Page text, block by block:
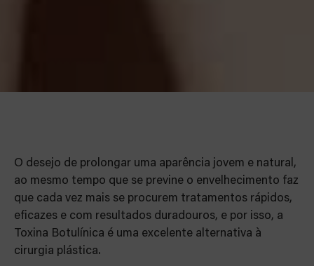
O desejo de prolongar uma aparência jovem e natural,
ao mesmo tempo que se previne o envelhecimento faz
que cada vez mais se procurem tratamentos rápidos,
eficazes e com resultados duradouros, e por isso, a
Toxina Botulínica é uma excelente alternativa à
cirurgia plástica.